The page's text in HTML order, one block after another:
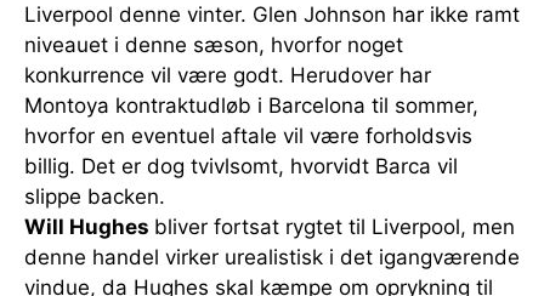
Liverpool denne vinter. Glen Johnson har ikke ramt
niveauet i denne sæson, hvorfor noget
konkurrence vil være godt. Herudover har
Montoya kontraktudløb i Barcelona til sommer,
hvorfor en eventuel aftale vil være forholdsvis
billig. Det er dog tvivlsomt, hvorvidt Barca vil
slippe backen.
Will Hughes bliver fortsat rygtet til Liverpool, men
denne handel virker urealistisk i det igangværende
vindue, da Hughes skal kæmpe om oprykning til